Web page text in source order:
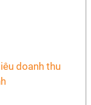
doanh thu